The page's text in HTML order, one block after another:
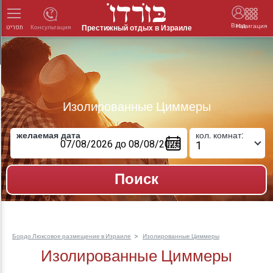
תפריט Престижный отдых в Израиле Вход
Навигация
Консультация
Изолированные Циммеры
желаемая дата кол. комнат:
Бордо Люксовое размещение в Израиле Изолированные Циммеры
Изолированные Циммеры